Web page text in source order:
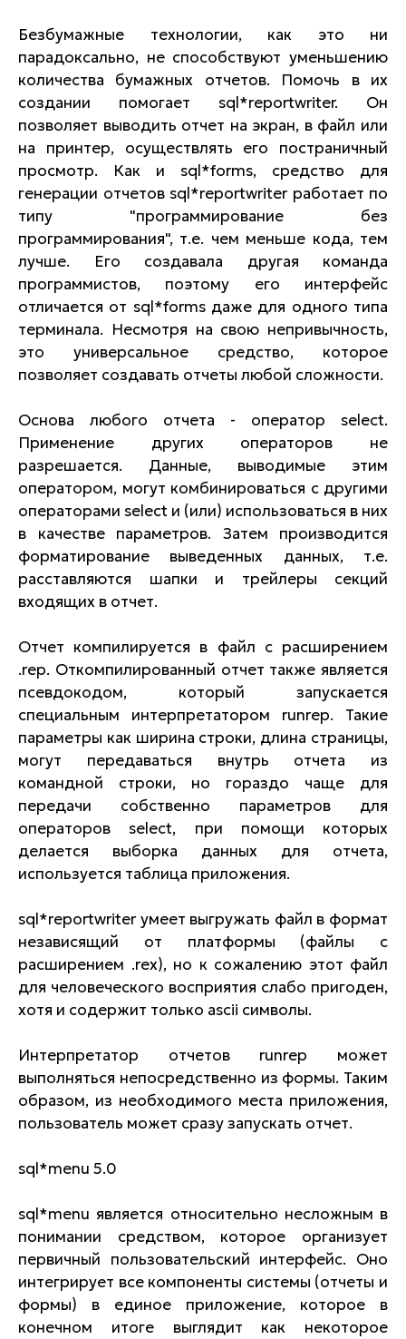
Безбумажные технологии, как это ни
парадоксально, не способствуют уменьшению
количества бумажных отчетов. Помочь в их
создании помогает sql*reportwriter. Он
позволяет выводить отчет на экран, в файл или
на принтер, осуществлять его постраничный
просмотр. Как и sql*forms, средство для
генерации отчетов sql*reportwriter работает по
типу "программирование без
программирования", т.е. чем меньше кода, тем
лучше. Его создавала другая команда
программистов, поэтому его интерфейс
отличается от sql*forms даже для одного типа
терминала. Несмотря на свою непривычность,
это универсальное средство, которое
позволяет создавать отчеты любой сложности.
Основа любого отчета - оператор select.
Применение других операторов не
разрешается. Данные, выводимые этим
оператором, могут комбинироваться с другими
операторами select и (или) использоваться в них
в качестве параметров. Затем производится
форматирование выведенных данных, т.е.
расставляются шапки и трейлеры секций
входящих в отчет.
Отчет компилируется в файл с расширением
.rep. Откомпилированный отчет также является
псевдокодом, который запускается
специальным интерпретатором runrep. Такие
параметры как ширина строки, длина страницы,
могут передаваться внутрь отчета из
командной строки, но гораздо чаще для
передачи собственно параметров для
операторов select, при помощи которых
делается выборка данных для отчета,
используется таблица приложения.
sql*reportwriter умеет выгружать файл в формат
независящий от платформы (файлы с
расширением .rex), но к сожалению этот файл
для человеческого восприятия слабо пригоден,
хотя и содержит только ascii символы.
Интерпретатор отчетов runrep может
выполняться непосредственно из формы. Таким
образом, из необходимого места приложения,
пользователь может сразу запускать отчет.
sql*menu 5.0
sql*menu является относительно несложным в
понимании средством, которое организует
первичный пользовательский интерфейс. Оно
интегрирует все компоненты системы (отчеты и
формы) в единое приложение, которое в
конечном итоге выглядит как некоторое